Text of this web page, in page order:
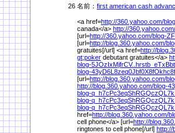
26 名前： first american cash
<a href=http://360.yahoo.com/
canada</a> http://360.yahoo.com/
[url=http://360.yahoo.com/blog-
[url=http://blog.360.yahoo.com/
gratuites[/url] <a href=http://
gt;poker debutant gratuites</a>
blog-
blog-
[url=http://blog.360.yahoo.com/
http://blog.360.yahoo.com/blog-
blog-
blog-
blog-
href=http://blog.360.yahoo.com/
cell phone</a> [url=http://
ringtones to cell phone[/url] http://